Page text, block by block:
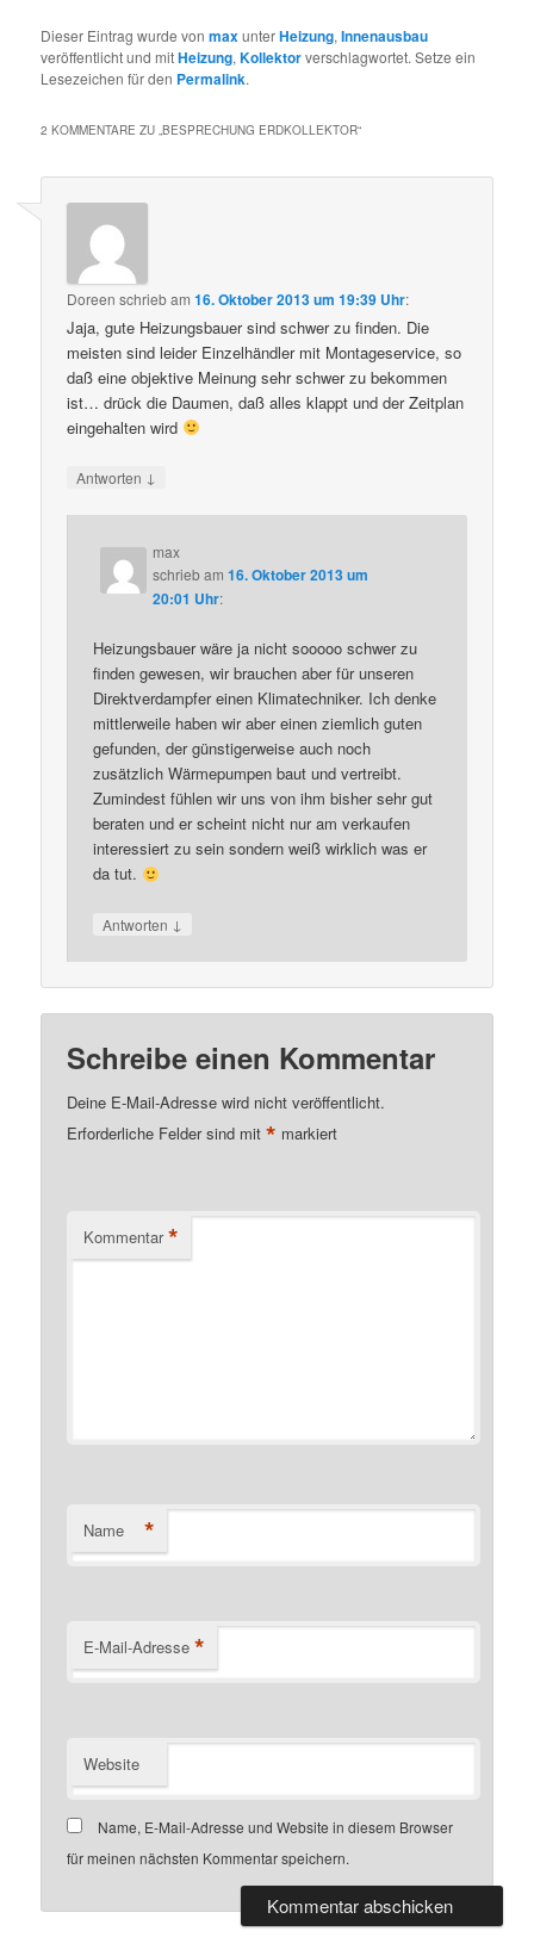
Dieser Eintrag wurde vonmaxunterHeizung,Innenausbau
veröffentlicht und mitHeizung,Kollektorverschlagwortet. Setze ein
Lesezeichen für den Permalink.
2 KOMMENTARE ZU „BESPRECHUNG ERDKOLLEKTOR“
Doreen schriebam16. Oktober 2013 um 19:39 Uhr:
Jaja, gute Heizungsbauer sind schwer zu finden. Die
meisten sind leider Einzelhändler mit Montageservice, so
daß eine objektive Meinung sehr schwer zu bekommen
ist… drück die Daumen, daß alles klappt und der Zeitplan
eingehalten wird
Antworten ↓
max
schriebam16. Oktober 2013 um
20:01 Uhr:
Heizungsbauer wäre ja nicht sooooo schwer zu
finden gewesen, wir brauchen aber für unseren
Direktverdampfer einen Klimatechniker. Ich denke
mittlerweile haben wir aber einen ziemlich guten
gefunden, der günstigerweise auch noch
zusätzlich Wärmepumpen baut und vertreibt.
Zumindest fühlen wir uns von ihm bisher sehr gut
beraten und er scheint nicht nur am verkaufen
interessiert zu sein sondern weiß wirklich was er
da tut.
Antworten ↓
Schreibe einen Kommentar
Deine E-Mail-Adresse wird nicht veröffentlicht.
Erforderliche Felder sind mit* markiert
Kommentar *
Name *
E-Mail-Adresse *
Website
Name, E-Mail-Adresse und Website in diesem Browser
für meinen nächsten Kommentar speichern.